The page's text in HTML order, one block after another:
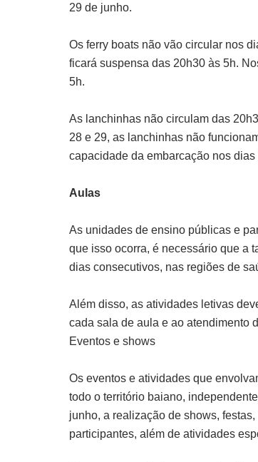
29 de junho.
Os ferry boats não vão circular nos
ficará suspensa das 20h30 às 5h.
5h.
As lanchinhas não circulam das
28 e 29, as lanchinhas não
capacidade da embarcação nos
Aulas
As unidades de ensino públicas e
que isso ocorra, é necessário que a
dias consecutivos, nas regiões de
Além disso, as atividades letivas
cada sala de aula e ao atendimento
Eventos e shows
Os eventos e atividades que
todo o território baiano,
junho, a realização de shows,
participantes, além de atividades